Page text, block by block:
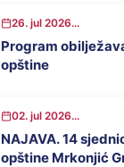
Mrkonjić Grad u
26. jul 2026...
Program
opštine
02. jul 2026...
NAJAVA. 14
opštine Mrkonjić